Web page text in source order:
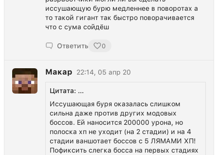
иссушающую бурю медленнее в поворотах а
то такой гигант так быстро поворачивается
что с сума сойдёш
Ответить 0
Макар 22:14, 05 апр 20
Цитата: ...
Иссушающая буря оказалась слишком
сильна даже против других модовых
боссов. Ей наносится 200000 урона, но
полоска хп не уходит (на 2 стадии) и на 4
стадии ваншотает боссов с 5 ЛЯМАМИ ХП!
Пофиксить слегка босса на первых стадиях